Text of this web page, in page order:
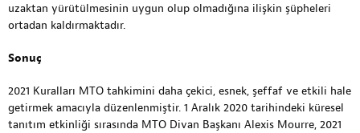
uzaktan yürütülmesinin uygun olup olmadığına ilişkin şüpheleri
ortadan kaldırmaktadır.
Sonuç
2021 Kuralları MTO tahkimini daha çekici, esnek, şeffaf ve etkili hale
getirmek amacıyla düzenlenmiştir. 1 Aralık 2020 tarihindeki küresel
tanıtım etkinliği sırasında MTO Divan Başkanı Alexis Mourre, 2021